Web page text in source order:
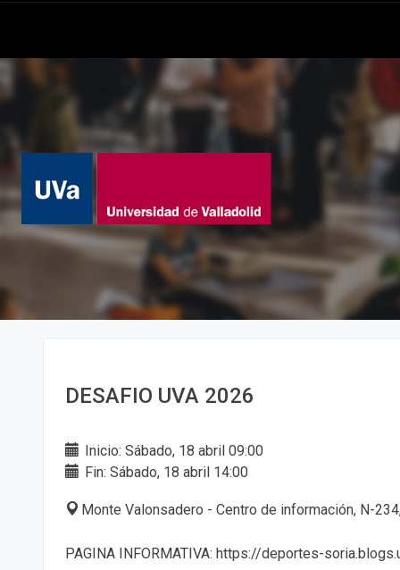
DESAFIO UVA 2026
Inicio: Sábado, 18 abril 09:00
Fin: Sábado, 18 abril 14:00
Monte Valonsadero - Centro de información, N-
PAGINA INFORMATIVA: https://deportes-